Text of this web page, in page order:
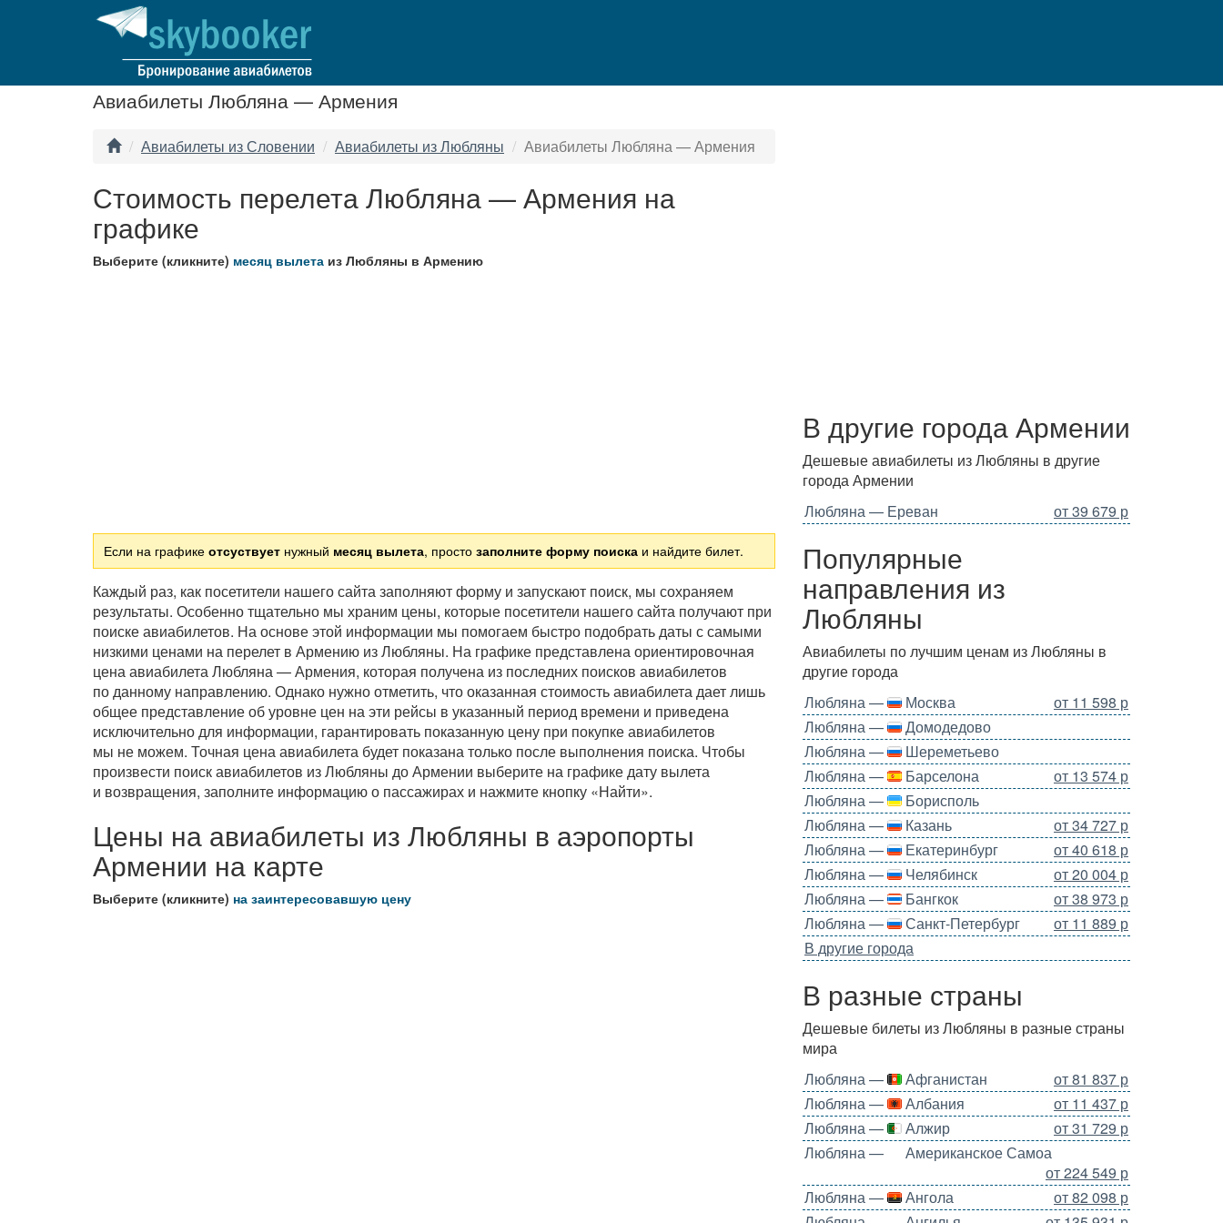
Авиабилеты Любляна — Армения
Авиабилеты из Словении Авиабилеты из Любляны Авиабилеты Любляна — Армения
Стоимость перелета Любляна — Армения на
графике
Выберите (кликните) месяц вылета из Любляны в Армению
Если на графикеотсуствует нужный месяц вылета, простозаполните форму поиска и найдите билет.
Каждый раз, как посетители нашего сайта заполняют форму и запускают поиск, мы сохраняем
результаты. Особенно тщательно мы храним цены, которые посетители нашего сайта получают при
поиске авиабилетов. На основе этой информации мы помогаем быстро подобрать даты с самыми
низкими ценами на перелет в Армению из Любляны. На графике представлена ориентировочная
цена авиабилета Любляна — Армения, которая получена из последних поисков авиабилетов
по данному направлению. Однако нужно отметить, что оказанная стоимость авиабилета дает лишь
общее представление об уровне цен на эти рейсы в указанный период времени и приведена
исключительно для информации, гарантировать показанную цену при покупке авиабилетов
мы не можем. Точная цена авиабилета будет показана только после выполнения поиска. Чтобы
произвести поиск авиабилетов из Любляны до Армении выберите на графике дату вылета
и возвращения, заполните информацию о пассажирах и нажмите кнопку «Найти».
Цены на авиабилеты из Любляны в аэропорты
Армении на карте
Выберите (кликните) на заинтересовавшую цену
В другие города Армении
Дешевые авиабилеты из Любляны в другие
города Армении
Любляна — Ереван
от 39 679 р
Популярные
направления из
Любляны
Авиабилеты по лучшим ценам из Любляны в
другие города
Любляна —
Москва
от 11 598 р
Любляна —
Домодедово
Любляна —
Шереметьево
Любляна —
Барселона
от 13 574 р
Любляна —
Борисполь
Любляна —
Казань
от 34 727 р
Любляна —
Екатеринбург
от 40 618 р
Любляна —
Челябинск
от 20 004 р
Любляна —
Бангкок
от 38 973 р
Любляна —
Санкт-Петербург
от 11 889 р
В другие города
В разные страны
Дешевые билеты из Любляны в разные страны
мира
Любляна —
Афганистан
от 81 837 р
Любляна —
Албания
от 11 437 р
Любляна —
Алжир
от 31 729 р
Любляна —
Американское Самоа
от 224 549 р
Любляна —
Ангола
от 82 098 р